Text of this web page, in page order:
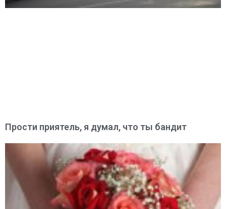
Прости приятель, я думал, что ты бандит